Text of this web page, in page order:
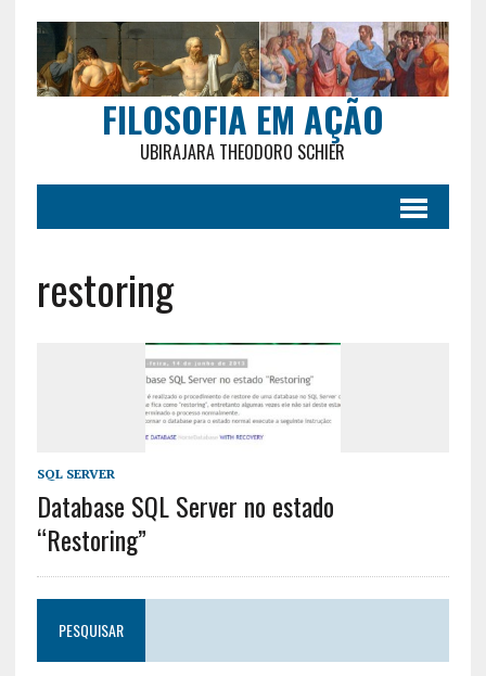
FILOSOFIA EM AÇÃO
UBIRAJARA THEODORO SCHIER
restoring
SQL SERVER
Database SQL Server no estado
“Restoring”
PESQUISAR